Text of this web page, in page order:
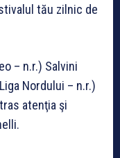
tău zilnic de
– n.r.) Salvini
Nordului – n.r.)
atenţia şi